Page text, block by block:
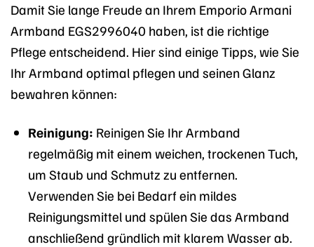
Damit Sie lange Freude an Ihrem Emporio Armani
Armband EGS2996040 haben, ist die richtige
Pflege entscheidend. Hier sind einige Tipps, wie Sie
Ihr Armband optimal pflegen und seinen Glanz
bewahren können:
Reinigung: Reinigen Sie Ihr Armband
regelmäßig mit einem weichen, trockenen Tuch,
um Staub und Schmutz zu entfernen.
Verwenden Sie bei Bedarf ein mildes
Reinigungsmittel und spülen Sie das Armband
anschließend gründlich mit klarem Wasser ab.